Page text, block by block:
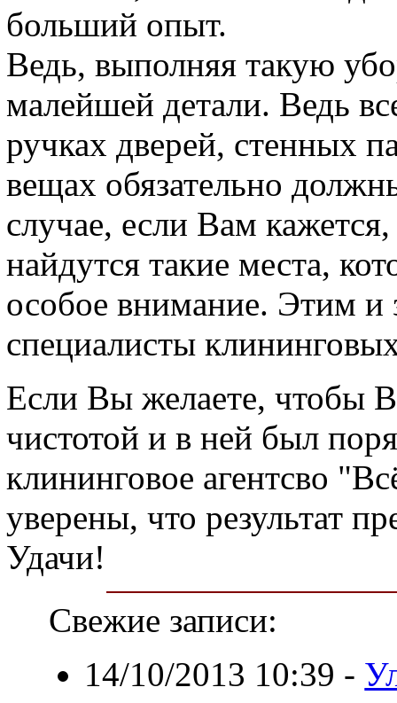
больший опыт.
Ведь, выполняя такую
малейшей детали. Ведь
ручках дверей, стенных
вещах обязательно
случае, если Вам
найдутся такие места,
особое внимание. Этим
специалисты
Если Вы желаете, чтобы
чистотой и в ней был
клининговое агентсво
уверены, что результат
Удачи!
Свежие записи:
14/10/2013 10:39 -